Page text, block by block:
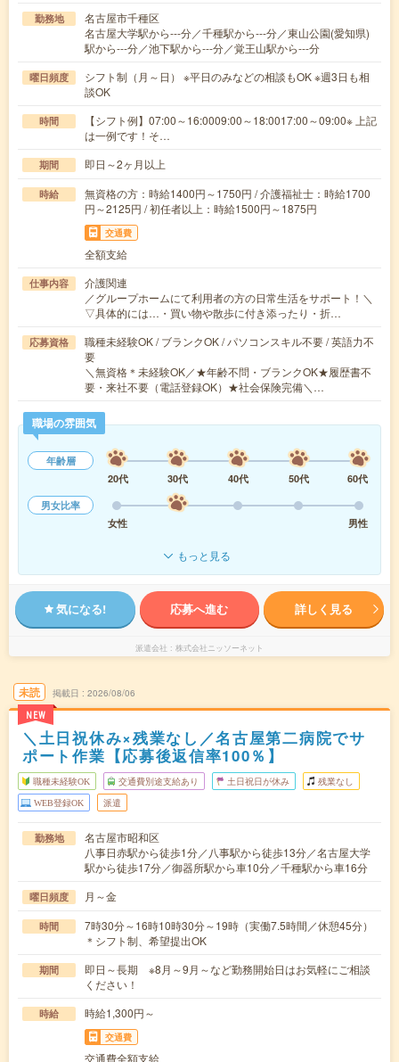
勤務地
名古屋市千種区
名古屋大学駅から---分／千種駅から---分／東山公園(愛知県)
駅から---分／池下駅から---分／覚王山駅から---分
曜日頻度
シフト制（月～日） ※平日のみなどの相談もOK ※週3日も相
談OK
時間
【シフト例】07:00～16:0009:00～18:0017:00～09:00※ 上記
は一例です！そ…
期間 即日～2ヶ月以上
時給
無資格の方：時給1400円～1750円 / 介護福祉士：時給1700
円～2125円 / 初任者以上：時給1500円～1875円
交通費
全額支給
仕事内容
介護関連
／グループホームにて利用者の方の日常生活をサポート！＼
▽具体的には…・買い物や散歩に付き添ったり・折…
応募資格
職種未経験OK / ブランクOK / パソコンスキル不要 / 英語力不
要
＼無資格＊未経験OK／★年齢不問・ブランクOK★履歴書不
要・来社不要（電話登録OK）★社会保険完備＼…
職場の雰囲気
年齢層
20代
30代 40代 50代
60代
男女比率
女性
男性
もっと見る
気になる! 応募へ進む 詳しく見る
派遣会社 株式会社ニッソーネット
未読
NEW
掲載日 2026/08/06
＼土日祝休み×残業なし／名古屋第二病院でサ
ポート作業【応募後返信率100％】
職種未経験OK 交通費別途支給あり 土日祝日が休み 残業なし
WEB登録OK 派遣
勤務地
名古屋市昭和区
八事日赤駅から徒歩1分／八事駅から徒歩13分／名古屋大学
駅から徒歩17分／御器所駅から車10分／千種駅から車16分
曜日頻度 月～金
時間
7時30分～16時10時30分～19時（実働7.5時間／休憩45分）
＊シフト制、希望提出OK
期間
即日～長期 ※8月～9月～など勤務開始日はお気軽にご相談
ください！
時給 時給1,300円～
交通費
交通費全額支給